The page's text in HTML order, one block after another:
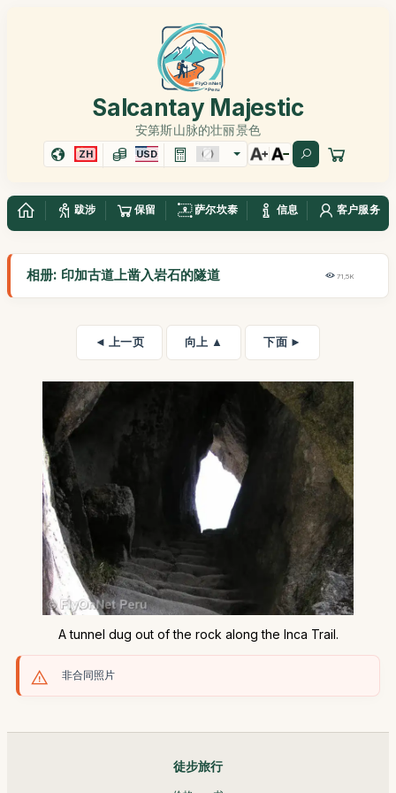
Salcantay Majestic
安第斯山脉的壮丽景色
ZH USD
跋涉 保留 萨尔坎泰 信息 客户服务
相册: 印加古道上凿入岩石的隧道 71,5K
◄ 上一页 向上 ▲ 下面 ►
A tunnel dug out of the rock along the Inca Trail.
非合同照片
徒步旅行